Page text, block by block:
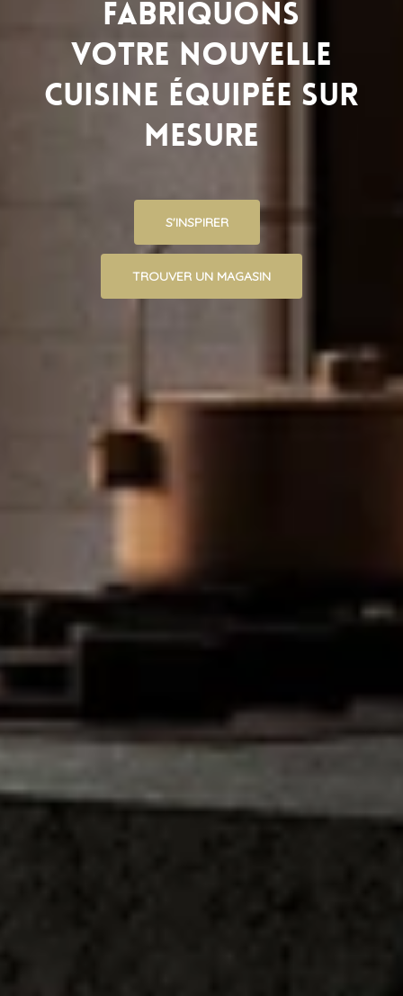
fabriquons
votre nouvelle
Cuisine équipée sur
mesure
S'INSPIRER
TROUVER UN MAGASIN